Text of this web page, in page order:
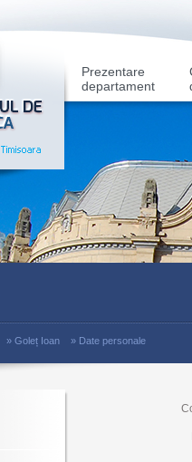
Prezentare
departament
» Goleț Ioan » Date personale